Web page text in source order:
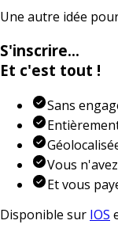
Une autre idée
S'inscrire…
Et c'est tout !
Sans
Vous
Et vous
Disponible sur IOS